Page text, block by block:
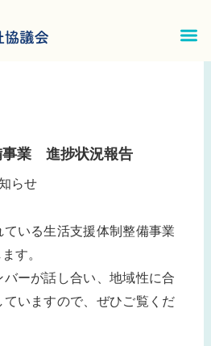
メ
事業 進捗状況報告
らせ
いる生活支援体制整備事業
す。
ーが話し合い、地域性に合
いますので、ぜひご覧くだ